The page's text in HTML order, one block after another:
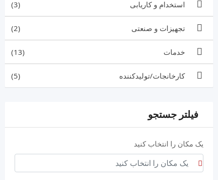
استخدام و کاریابی (3)
تجهیزات و صنعتی (2)
خدمات (13)
کارخانجات/تولیدکننده (5)
فیلتر جستجو
یک مکان را انتخاب کنید